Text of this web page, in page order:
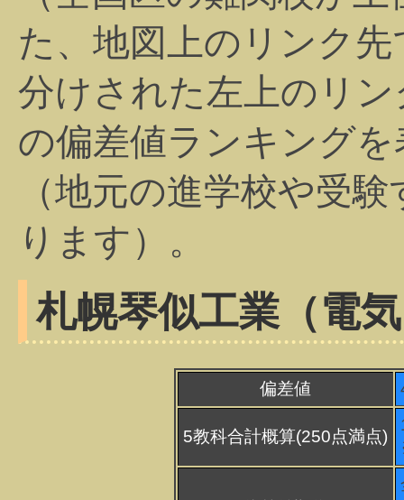
た、地図上のリンク
分けされた左上のリ
の偏差値ランキング
（地元の進学校や受
ります）。
札幌琴似工業（電
偏差値
5教科合計概算(250点満点)